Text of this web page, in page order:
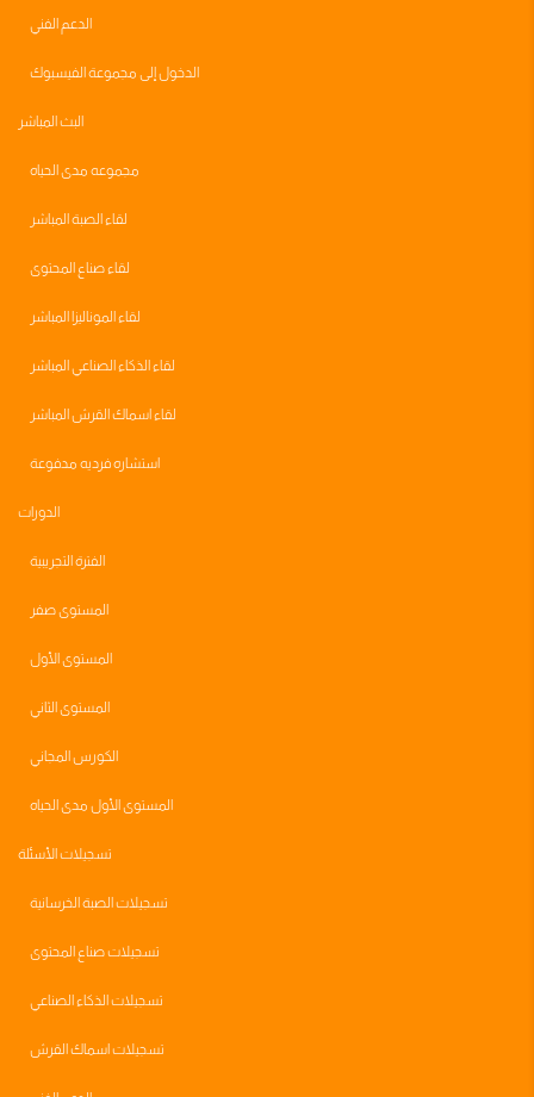
الدعم الفني
الدخول إلى مجموعة الفيسبوك
البث المباشر
مجموعه مدى الحياه
لقاء الصبة المباشر
لقاء صناع المحتوى
لقاء الموناليزا المباشر
لقاء الذكاء الصناعي المباشر
لقاء اسماك القرش المباشر
استشاره فرديه مدفوعة
الدورات
الفترة التجريبية
المستوى صفر
المستوى الأول
المستوى الثاني
الكورس المجاني
المستوى الأول مدى الحياه
تسجيلات الأسئلة
تسجيلات الصبة الخرسانية
تسجيلات صناع المحتوى
تسجيلات الذكاء الصناعي
تسجيلات اسماك القرش